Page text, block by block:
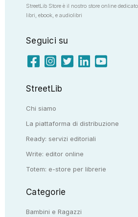
StreetLib Store è il nostro store online
libri, ebook, e audiolibri
Seguici su
StreetLib
Chi siamo
La piattaforma di distribuzione
Ready: servizi editoriali
Write: editor online
Totem: e-store per librerie
Categorie
Bambini e Ragazzi